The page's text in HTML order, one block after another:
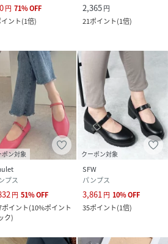
ある場合がございます。気になる
ー等を使用し陰干しして頂くことを
ざいます。
い場合が御座いますので予めご了承
待ちとなる場合は別途メールにてご
ース
ッパー】合成皮革 / 【ソール】合成素材
、38(24.0cm)、39(24.5cm)
円 71%OFF
ント(1倍)
2,365円
21ポイント(1倍)
ポン対象
プス
円 51%OFF
ポイント(10%ポイント
ク)
クーポン対象
SFW
パンプス
3,861円 10%OFF
35ポイント(1倍)